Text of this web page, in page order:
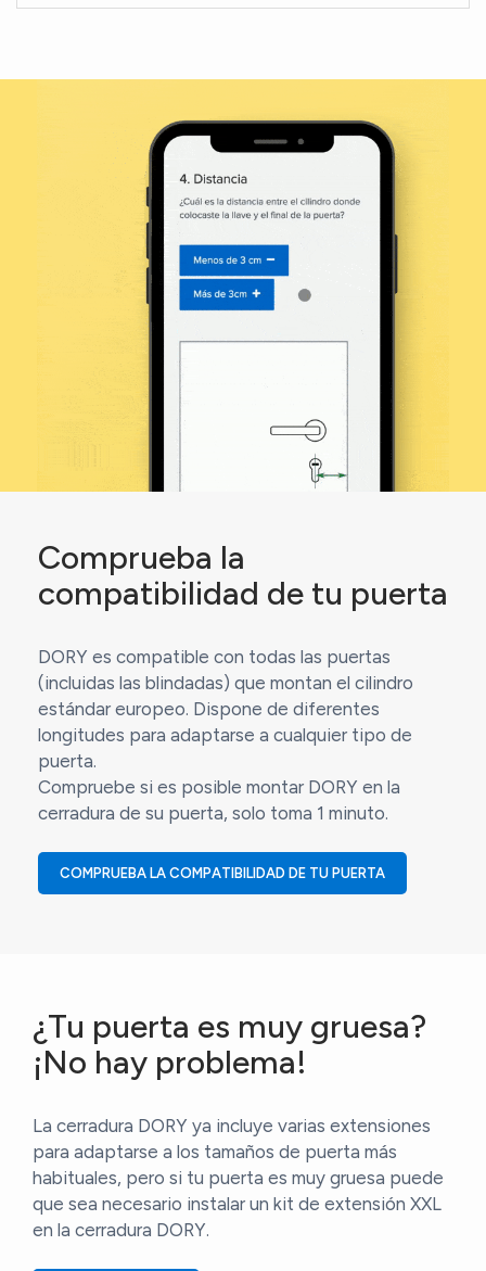
Comprueba la
compatibilidad de tu puerta
DORY es compatible con todas las puertas
(incluidas las blindadas) que montan el cilindro
estándar europeo. Dispone de diferentes
longitudes para adaptarse a cualquier tipo de
puerta.
Compruebe si es posible montar DORY en la
cerradura de su puerta, solo toma 1 minuto.
COMPRUEBA LA COMPATIBILIDAD DE TU PUERTA
¿Tu puerta es muy gruesa?
¡No hay problema!
La cerradura DORY ya incluye varias extensiones
para adaptarse a los tamaños de puerta más
habituales, pero si tu puerta es muy gruesa puede
que sea necesario instalar un kit de extensión XXL
en la cerradura DORY.